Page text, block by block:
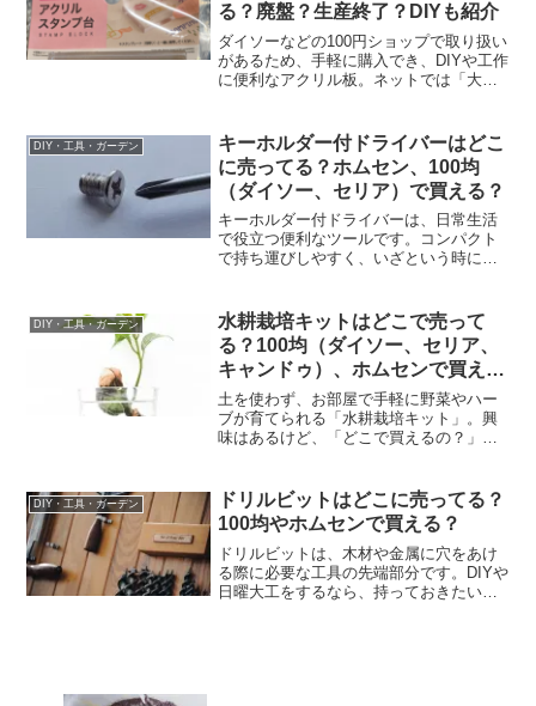
る？廃盤？生産終了？DIYも紹介
ダイソーなどの100円ショップで取り扱い
があるため、手軽に購入でき、DIYや工作
に便利なアクリル板。ネットでは「大き
「ダイソーのアクリル板が廃盤になっ
た？」といった声も見...
DIY・工具・ガーデン
キーホルダー付ドライバーはどこ
に売ってる？ホムセン、100均
（ダイソー、セリア）で買える？
キーホルダー付ドライバーは、日常生活
で役立つ便利なツールです。コンパクト
で持ち運びしやすく、いざという時にす
要な場面で重宝します。最近では、アウ
トドアやDIY愛好者だけ...
DIY・工具・ガーデン
水耕栽培キットはどこで売って
る？100均（ダイソー、セリア、
キャンドゥ）、ホムセンで買え
る？
土を使わず、お部屋で手軽に野菜やハー
ブが育てられる「水耕栽培キット」。興
味はあるけど、「どこで買えるの？」と
買える主な販売店について、特に【100
均】と【ホームセンター...
DIY・工具・ガーデン
ドリルビットはどこに売ってる？
100均やホムセンで買える？
ドリルビットは、木材や金属に穴をあけ
る際に必要な工具の先端部分です。DIYや
日曜大工をするなら、持っておきたいア